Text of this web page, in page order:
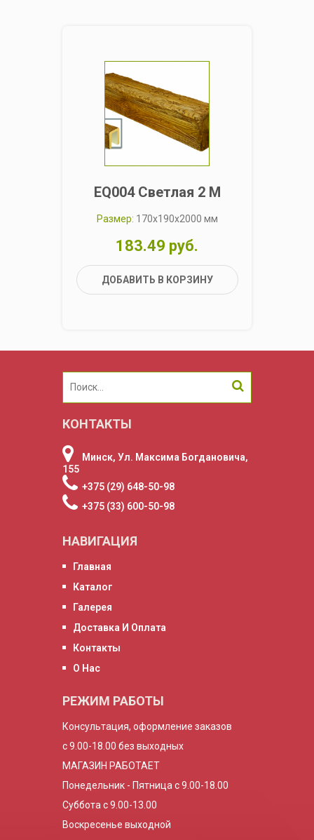
EQ004 Светлая 2 М
Размер: 170x190x2000 мм
183.49 руб.
ДОБАВИТЬ В КОРЗИНУ
КОНТАКТЫ
Минск, Ул. Максима Богдановича,
155
+375 (29) 648-50-98
+375 (33) 600-50-98
НАВИГАЦИЯ
Главная
Каталог
Галерея
Доставка И Оплата
Контакты
О Нас
РЕЖИМ РАБОТЫ
Консультация, оформление заказов
с 9.00-18.00 без выходных
МАГАЗИН РАБОТАЕТ
Понедельник - Пятница с 9.00-18.00
Суббота с 9.00-13.00
Воскресенье выходной